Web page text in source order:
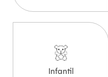
Infantil